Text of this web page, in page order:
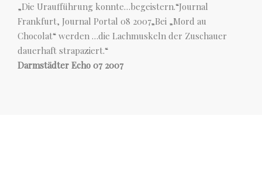
„Die Uraufführung konnte…begeistern.“Journal
Frankfurt, Journal Portal 08 2007„Bei „Mord au
Chocolat“ werden …die Lachmuskeln der Zuschauer
dauerhaft strapaziert.“
Darmstädter Echo 07 2007